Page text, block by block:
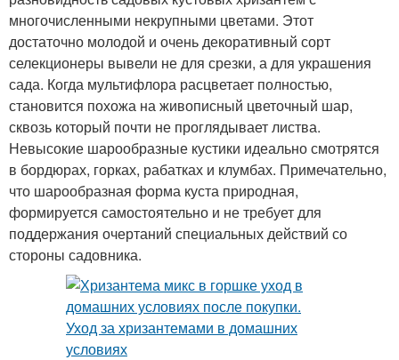
многочисленными некрупными цветами. Этот
достаточно молодой и очень декоративный сорт
селекционеры вывели не для срезки, а для украшения
сада. Когда мультифлора расцветает полностью,
становится похожа на живописный цветочный шар,
сквозь который почти не проглядывает листва.
Невысокие шарообразные кустики идеально смотрятся
в бордюрах, горках, рабатках и клумбах. Примечательно,
что шарообразная форма куста природная,
формируется самостоятельно и не требует для
поддержания очертаний специальных действий со
стороны садовника.